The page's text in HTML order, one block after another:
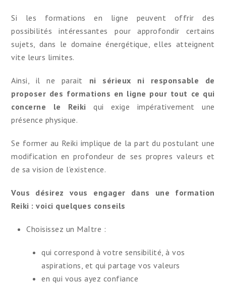
Si les formations en ligne peuvent offrir des
possibilités intéressantes pour approfondir certains
sujets, dans le domaine énergétique, elles atteignent
vite leurs limites.
Ainsi, il ne parait ni sérieux ni responsable de
proposer des formations en ligne pour tout ce qui
concerne le Reiki qui exige impérativement une
présence physique.
Se former au Reiki implique de la part du postulant une
modification en profondeur de ses propres valeurs et
de sa vision de l’existence.
Vous désirez vous engager dans une formation
Reiki : voici quelques conseils
Choisissez un Maître :
qui correspond à votre sensibilité, à vos
aspirations, et qui partage vos valeurs
en qui vous ayez confiance